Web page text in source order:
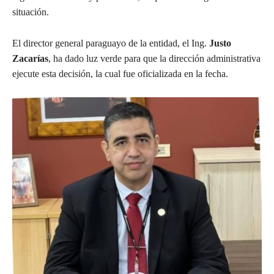
situación.
El director general paraguayo de la entidad, el Ing. Justo
Zacarías, ha dado luz verde para que la dirección administrativa
ejecute esta decisión, la cual fue oficializada en la fecha.